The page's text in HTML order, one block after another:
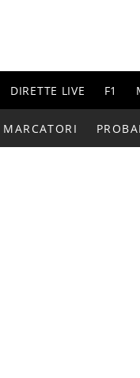
DIRETTE LIVE F1
MARCATORI